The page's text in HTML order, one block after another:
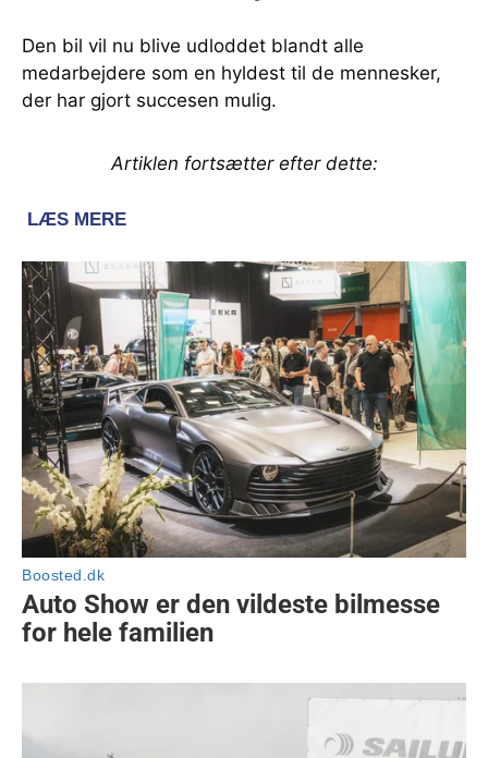
Den bil vil nu blive udloddet blandt alle
medarbejdere som en hyldest til de mennesker,
der har gjort succesen mulig.
Artiklen fortsætter efter dette: